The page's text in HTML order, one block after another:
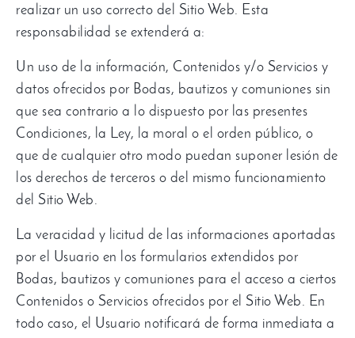
realizar un uso correcto del Sitio Web. Esta
responsabilidad se extenderá a:
Un uso de la información, Contenidos y/o Servicios y
datos ofrecidos por Bodas, bautizos y comuniones sin
que sea contrario a lo dispuesto por las presentes
Condiciones, la Ley, la moral o el orden público, o
que de cualquier otro modo puedan suponer lesión de
los derechos de terceros o del mismo funcionamiento
del Sitio Web.
La veracidad y licitud de las informaciones aportadas
por el Usuario en los formularios extendidos por
Bodas, bautizos y comuniones para el acceso a ciertos
Contenidos o Servicios ofrecidos por el Sitio Web. En
todo caso, el Usuario notificará de forma inmediata a